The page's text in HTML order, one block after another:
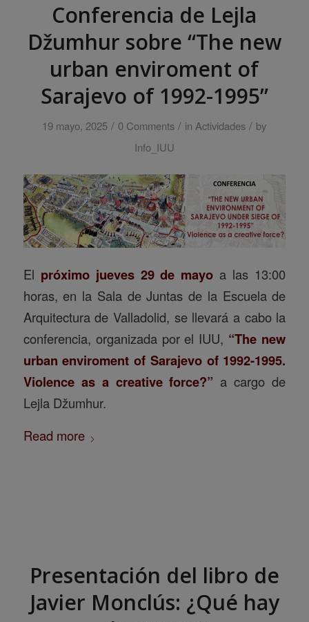
Conferencia de Lejla
Džumhur sobre “The new
urban enviroment of
Sarajevo of 1992-1995”
19 mayo, 2025 / 0 Comments / in Actividades / by
Info_IUU
El próximo jueves 29 de mayo a las 13:00
horas, en la Sala de Juntas de la Escuela de
Arquitectura de Valladolid, se llevará a cabo la
conferencia, organizada por el IUU, “The new
urban enviroment of Sarajevo of 1992-1995.
Violence as a creative force?” a cargo de
Lejla Džumhur.
Read more
Presentación del libro de
Javier Monclús: ¿Qué hay